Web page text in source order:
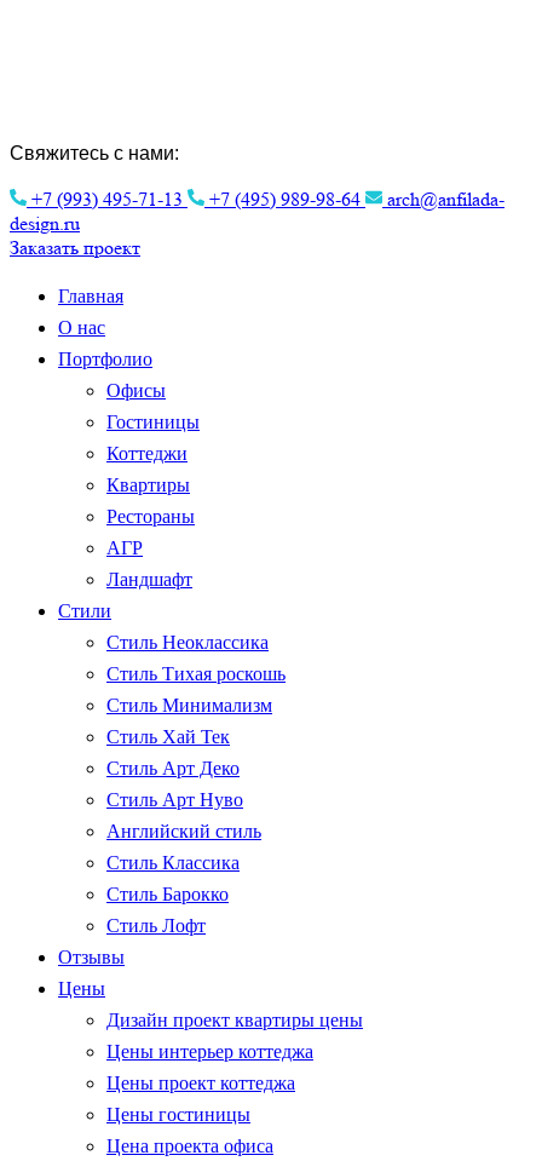
Свяжитесь с нами:
+7 (993) 495-71-13 +7 (495) 989-98-64
arch@anfilada-
design.ru
Заказать проект
Главная
О нас
Портфолио
Офисы
Гостиницы
Коттеджи
Квартиры
Рестораны
АГР
Ландшафт
Стили
Стиль Неоклассика
Стиль Тихая роскошь
Стиль Минимализм
Стиль Хай Тек
Стиль Арт Деко
Стиль Арт Нуво
Английский стиль
Стиль Классика
Стиль Барокко
Стиль Лофт
Отзывы
Цены
Дизайн проект квартиры цены
Цены интерьер коттеджа
Цены проект коттеджа
Цены гостиницы
Цена проекта офиса